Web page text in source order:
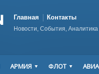
Главная Контакты
Новости, События, Аналитика
АРМИЯ ФЛОТ